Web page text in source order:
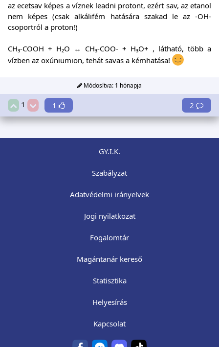
az ecetsav képes a víznek leadni protont, ezért sav, az etanol
nem képes (csak alkálifém hatására szakad le az -OH-
csoportról a proton!)
CH₃-COOH + H₂O ↔ CH₃-COO- + H₃O+ , látható, több a
vízben az oxúniumion, tehát savas a kémhatása!
Módosítva: 1 hónapja
1 1 2
GY.I.K.
Szabályzat
Adatvédelmi irányelvek
Jogi nyilatkozat
Fogalomtár
Magántanár kereső
Statisztika
Helyesírás
Kapcsolat